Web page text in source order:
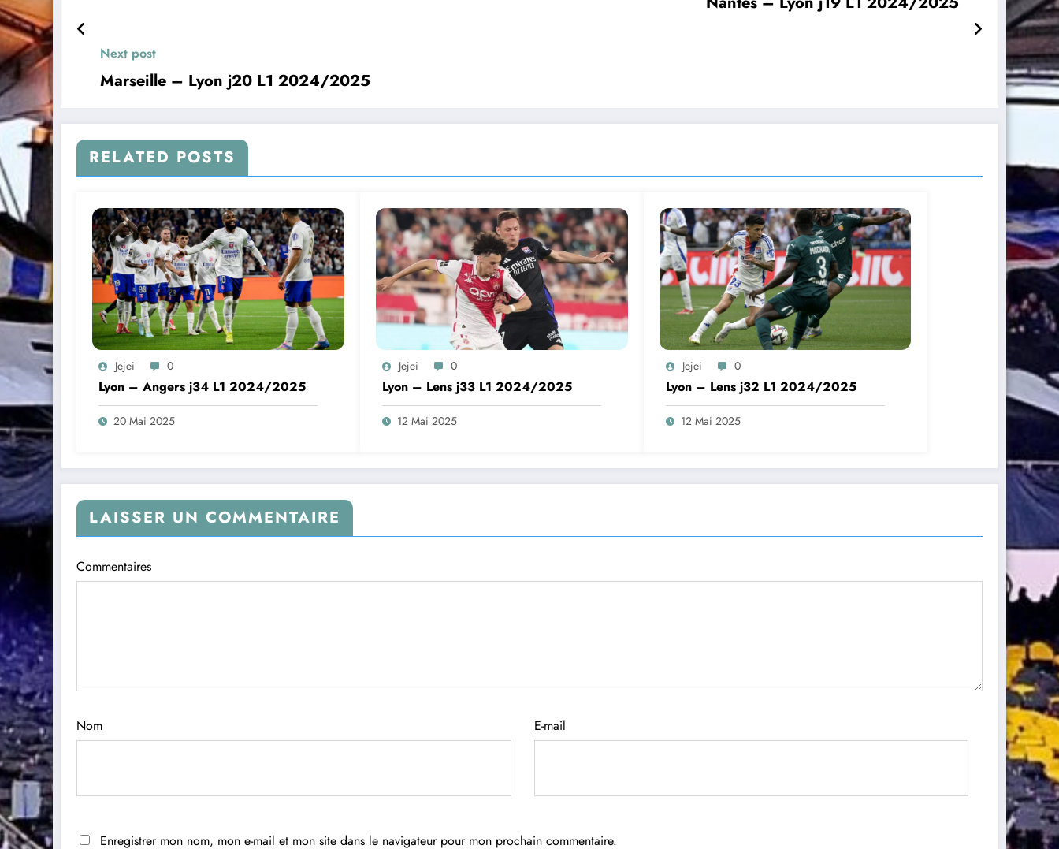
Next post
Marseille – Lyon j20 L1 2024/2025
RELATED POSTS
Jejei 0
Lyon – Angers j34 L1 2024/2025
20 Mai 2025
Jejei 0
Lyon – Lens j33 L1 2024/2025
12 Mai 2025
Jejei 0
Lyon – Lens j32 L1 2024/2025
12 Mai 2025
LAISSER UN COMMENTAIRE
Commentaires
Nom E-mail
Enregistrer mon nom, mon e-mail et mon site dans le navigateur pour mon prochain commentaire.